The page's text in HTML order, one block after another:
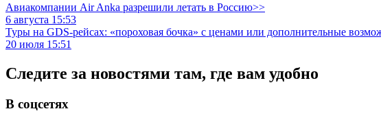
Авиакомпании Air Anka разрешили летать в Россию>>
6 августа 15:53
Туры на GDS-рейсах: «пороховая бочка» с ценами или дополнительные
20 июля 15:51
Следите за новостями там, где вам удобно
В соцсетях